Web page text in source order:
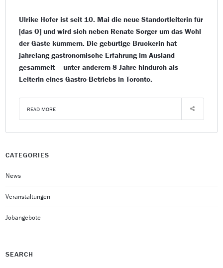
Ulrike Hofer ist seit 10. Mai die neue Standortleiterin für
[das O] und wird sich neben Renate Sorger um das Wohl
der Gäste kümmern. Die gebürtige Bruckerin hat
jahrelang gastronomische Erfahrung im Ausland
gesammelt – unter anderem 8 Jahre hindurch als
Leiterin eines Gastro-Betriebs in Toronto.
READ MORE
CATEGORIES
News
Veranstaltungen
Jobangebote
SEARCH